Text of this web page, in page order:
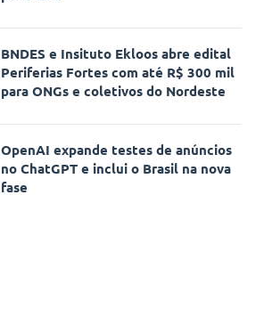
BNDES e Insituto Ekloos abre edital
Periferias Fortes com até R$ 300 mil
para ONGs e coletivos do Nordeste
OpenAI expande testes de anúncios
no ChatGPT e inclui o Brasil na nova
fase